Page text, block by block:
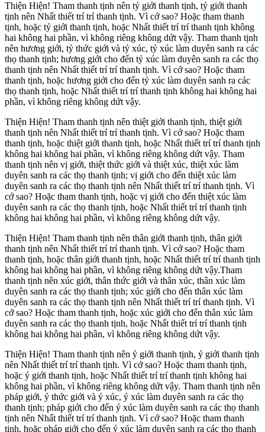
Thiện Hiện! Tham thanh tịnh nên tỷ giới thanh tịnh, tỷ giới thanh
tịnh nên Nhất thiết trí trí thanh tịnh. Vì cớ sao? Hoặc tham thanh
tịnh, hoặc tỷ giới thanh tịnh, hoặc Nhất thiết trí trí thanh tịnh không
hai không hai phần, vì không riêng không dứt vậy. Tham thanh tịnh
nên hương giới, tỷ thức giới và tỷ xúc, tỷ xúc làm duyên sanh ra các
thọ thanh tịnh; hương giới cho đến tỷ xúc làm duyên sanh ra các thọ
thanh tịnh nên Nhất thiết trí trí thanh tịnh. Vì cớ sao? Hoặc tham
thanh tịnh, hoặc hương giới cho đến tỷ xúc làm duyên sanh ra các
thọ thanh tịnh, hoặc Nhất thiết trí trí thanh tịnh không hai không hai
phần, vì không riêng không dứt vậy.
Thiện Hiện! Tham thanh tịnh nên thiệt giới thanh tịnh, thiệt giới
thanh tịnh nên Nhất thiết trí trí thanh tịnh. Vì cớ sao? Hoặc tham
thanh tịnh, hoặc thiệt giới thanh tịnh, hoặc Nhất thiết trí trí thanh tịnh
không hai không hai phần, vì không riêng không dứt vậy. Tham
thanh tịnh nên vị giới, thiệt thức giới và thiệt xúc, thiệt xúc làm
duyên sanh ra các thọ thanh tịnh; vị giới cho đến thiệt xúc làm
duyên sanh ra các thọ thanh tịnh nên Nhất thiết trí trí thanh tịnh. Vì
cớ sao? Hoặc tham thanh tịnh, hoặc vị giới cho đến thiệt xúc làm
duyên sanh ra các thọ thanh tịnh, hoặc Nhất thiết trí trí thanh tịnh
không hai không hai phần, vì không riêng không dứt vậy.
Thiện Hiện! Tham thanh tịnh nên thân giới thanh tịnh, thân giới
thanh tịnh nên Nhất thiết trí trí thanh tịnh. Vì cớ sao? Hoặc tham
thanh tịnh, hoặc thân giới thanh tịnh, hoặc Nhất thiết trí trí thanh tịnh
không hai không hai phần, vì không riêng không dứt vậy.Tham
thanh tịnh nên xúc giới, thân thức giới và thân xúc, thân xúc làm
duyên sanh ra các thọ thanh tịnh; xúc giới cho đến thân xúc làm
duyên sanh ra các thọ thanh tịnh nên Nhất thiết trí trí thanh tịnh. Vì
cớ sao? Hoặc tham thanh tịnh, hoặc xúc giới cho đến thân xúc làm
duyên sanh ra các thọ thanh tịnh, hoặc Nhất thiết trí trí thanh tịnh
không hai không hai phần, vì không riêng không dứt vậy.
Thiện Hiện! Tham thanh tịnh nên ý giới thanh tịnh, ý giới thanh tịnh
nên Nhất thiết trí trí thanh tịnh. Vì cớ sao? Hoặc tham thanh tịnh,
hoặc ý giới thanh tịnh, hoặc Nhất thiết trí trí thanh tịnh không hai
không hai phần, vì không riêng không dứt vậy. Tham thanh tịnh nên
pháp giới, ý thức giới và ý xúc, ý xúc làm duyên sanh ra các thọ
thanh tịnh; pháp giới cho đến ý xúc làm duyên sanh ra các thọ thanh
tịnh nên Nhất thiết trí trí thanh tịnh. Vì cớ sao? Hoặc tham thanh
tịnh, hoặc pháp giới cho đến ý xúc làm duyên sanh ra các thọ thanh